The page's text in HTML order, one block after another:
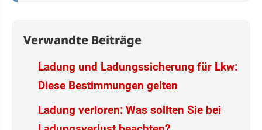
Verwandte Beiträge
Ladung und Ladungssicherung für Lkw:
Diese Bestimmungen gelten
Ladung verloren: Was sollten Sie bei